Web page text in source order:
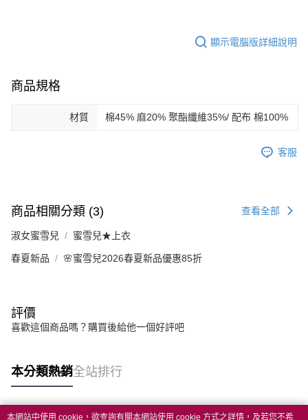
顯示電腦版詳細說明
商品規格
材質 棉45% 麻20% 聚酯纖維35%/ 配布 棉100%
客服
商品相關分類 (3) 查看全部
淑女蜜雪兒 蜜雪兒★上衣
春夏新品 🌸蜜雪兒2026春夏新品優惠85折
評價
喜歡這個商品嗎？購買後給他一個好評吧
本分類熱銷全站排行
本網站中使用 cookie，欲查詢有關本網站使用 cookie 方式之詳情，及若您不希